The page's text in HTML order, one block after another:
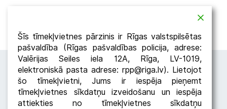
Šīs tīmekļvietnes pārzinis ir Rīgas valstspilsētas
pašvaldība (Rīgas pašvaldības policija, adrese:
Valērijas Seiles iela 12A, Rīga, LV-1019,
elektroniskā pasta adrese: rpp@riga.lv). Lietojot
šo tīmekļvietni, Jums ir iespēja pieņemt
tīmekļvietnes sīkdatņu izveidošanu un iespēja
attiekties no tīmekļvietnes sīkdatņu